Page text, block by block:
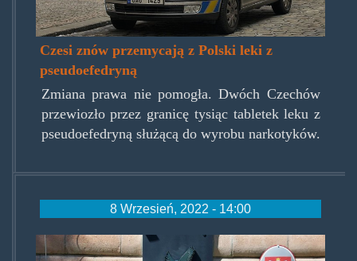
Czesi znów przemycają z Polski leki z
pseudoefedryną
Zmiana prawa nie pomogła. Dwóch Czechów
przewiozło przez granicę tysiąc tabletek leku z
pseudoefedryną służącą do wyrobu narkotyków.
8 Wrzesień, 2022 - 14:00